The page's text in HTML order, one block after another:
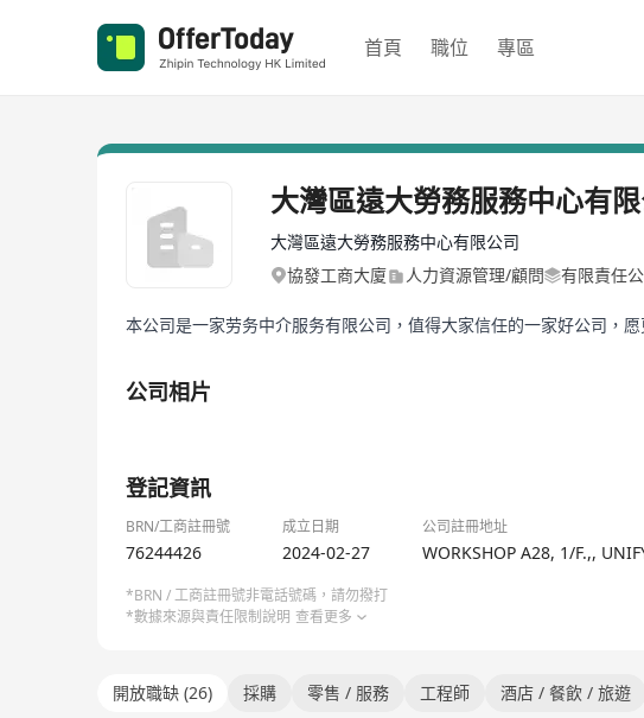
首頁 職位 專區
大灣區遠大勞務服務中心有
大灣區遠大勞務服務中心有限公司
協發工商大廈
人力資源管理/顧問 有限責任
本公司是一家劳务中介服务有限公司，值得大家信任的一家好公司，
公司相片
登記資訊
BRN/工商註冊號 成立日期 公司註冊地址
76244426 2024-02-27 WORKSHOP A28, 1/F.,,
*BRN / 工商註冊號非電話號碼，請勿撥打
*數據來源與責任限制說明 查看更多
開放職缺 (26) 採購 零售 / 服務 工程師 酒店 / 餐飲 / 旅遊